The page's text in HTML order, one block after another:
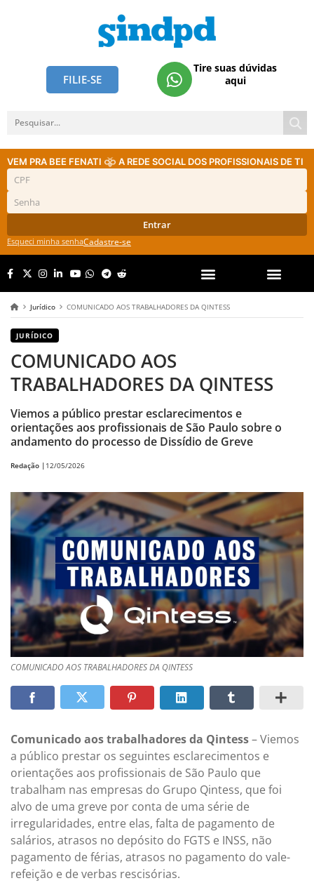
FILIE-SE
Tire suas dúvidas
aqui
VEM PRA BEE FENATI A REDE SOCIAL DOS PROFISSIONAIS DE TI
Entrar
Esqueci minha senhaCadastre-se
Jurídico COMUNICADO AOS TRABALHADORES DA QINTESS
JURÍDICO
COMUNICADO AOS
TRABALHADORES DA QINTESS
Viemos a público prestar esclarecimentos e
orientações aos profissionais de São Paulo sobre o
andamento do processo de Dissídio de Greve
Redação | 12/05/2026
COMUNICADO AOS TRABALHADORES DA QINTESS
Comunicado aos trabalhadores da Qintess– Viemos
a público prestar os seguintes esclarecimentos e
orientações aos profissionais de São Paulo que
trabalham nas empresas do Grupo Qintess, que foi
alvo de uma greve por conta de uma série de
irregularidades, entre elas, falta de pagamento de
salários, atrasos no depósito do FGTS e INSS, não
pagamento de férias, atrasos no pagamento do vale-
refeição e de verbas rescisórias.